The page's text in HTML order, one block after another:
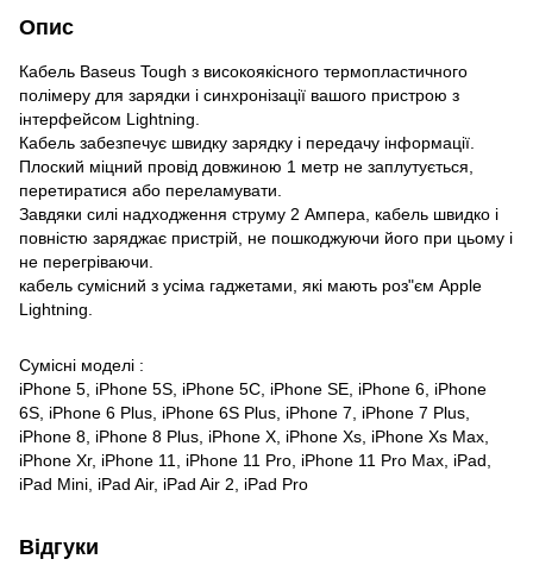
Опис
Кабель Baseus Tough з високоякісного термопластичного
полімеру для зарядки і синхронізації вашого пристрою з
інтерфейсом Lightning.
Кабель забезпечує швидку зарядку і передачу інформації.
Плоский міцний провід довжиною 1 метр не заплутується,
перетиратися або переламувати.
Завдяки силі надходження струму 2 Ампера, кабель швидко і
повністю заряджає пристрій, не пошкоджуючи його при цьому і
не перегріваючи.
кабель сумісний з усіма гаджетами, які мають роз"єм Apple
Lightning.
Сумісні моделі :
iPhone 5, iPhone 5S, iPhone 5C, iPhone SE, iPhone 6, iPhone
6S, iPhone 6 Plus, iPhone 6S Plus, iPhone 7, iPhone 7 Plus,
iPhone 8, iPhone 8 Plus, iPhone X, iPhone Xs, iPhone Xs Max,
iPhone Xr, iPhone 11, iPhone 11 Pro, iPhone 11 Pro Max, iPad,
iPad Mini, iPad Air, iPad Air 2, iPad Pro
Відгуки